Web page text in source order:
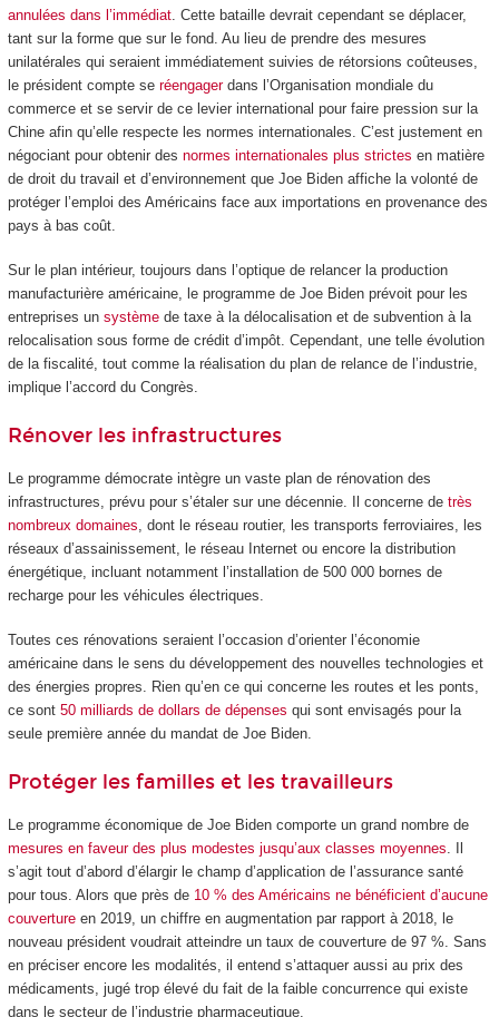
annulées dans l’immédiat. Cette bataille devrait cependant se déplacer,
tant sur la forme que sur le fond. Au lieu de prendre des mesures
unilatérales qui seraient immédiatement suivies de rétorsions coûteuses,
le président compte se réengagerdans l’Organisation mondiale du
commerce et se servir de ce levier international pour faire pression sur la
Chine afin qu’elle respecte les normes internationales. C’est justement en
négociant pour obtenir des normes internationales plus strictes en matière
de droit du travail et d’environnement que Joe Biden affiche la volonté de
protéger l’emploi des Américains face aux importations en provenance des
pays à bas coût.
Sur le plan intérieur, toujours dans l’optique de relancer la production
manufacturière américaine, le programme de Joe Biden prévoit pour les
entreprises un systèmede taxe à la délocalisation et de subvention à la
relocalisation sous forme de crédit d’impôt. Cependant, une telle évolution
de la fiscalité, tout comme la réalisation du plan de relance de l’industrie,
implique l’accord du Congrès.
Rénover les infrastructures
Le programme démocrate intègre un vaste plan de rénovation des
infrastructures, prévu pour s’étaler sur une décennie. Il concerne de très
nombreux domaines , dont le réseau routier, les transports ferroviaires, les
réseaux d’assainissement, le réseau Internet ou encore la distribution
énergétique, incluant notamment l’installation de 500 000 bornes de
recharge pour les véhicules électriques.
Toutes ces rénovations seraient l’occasion d’orienter l’économie
américaine dans le sens du développement des nouvelles technologies et
des énergies propres. Rien qu’en ce qui concerne les routes et les ponts,
ce sont 50 milliards de dollars de dépenses qui sont envisagés pour la
seule première année du mandat de Joe Biden.
Protéger les familles et les travailleurs
Le programme économique de Joe Biden comporte un grand nombre de
mesures en faveur des plus modestes jusqu’aux classes moyennes. Il
s’agit tout d’abord d’élargir le champ d’application de l’assurance santé
pour tous. Alors que près de 10 % des Américains ne bénéficient d’aucune
couvertureen 2019, un chiffre en augmentation par rapport à 2018, le
nouveau président voudrait atteindre un taux de couverture de 97 %. Sans
en préciser encore les modalités, il entend s’attaquer aussi au prix des
médicaments, jugé trop élevé du fait de la faible concurrence qui existe
dans le secteur de l’industrie pharmaceutique.